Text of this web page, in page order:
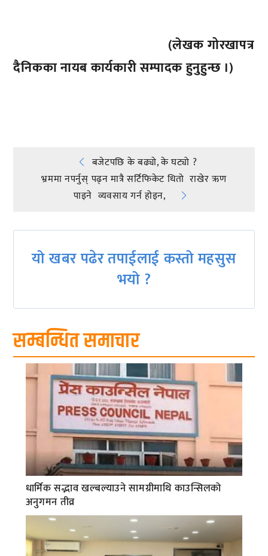
(लेखक गोरखापत्र
दैनिकका नायब कार्यकारी सम्पादक हुनुहुन्छ ।)
Post
navigation
बजेटपछि के बढ्यो, के घट्यो ?
भ्रममा नपर्नुस् पढ्न मात्रै सर्टिफिकेट धितो राखेर ऋण
पाइने व्यवसाय गर्न होइन,
यो खबर पढेर तपाईलाई कस्तो महसुस
भयो ?
सम्बन्धित समाचार
धार्मिक सद्भाव खल्बल्याउने सामग्रीमाथि काउन्सिलको
अनुगमन तीव्र